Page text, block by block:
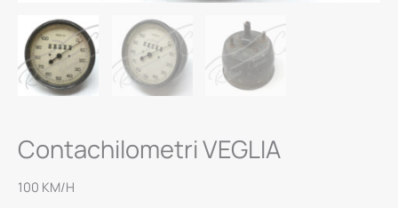
Contachilometri VEGLIA
100 KM/H